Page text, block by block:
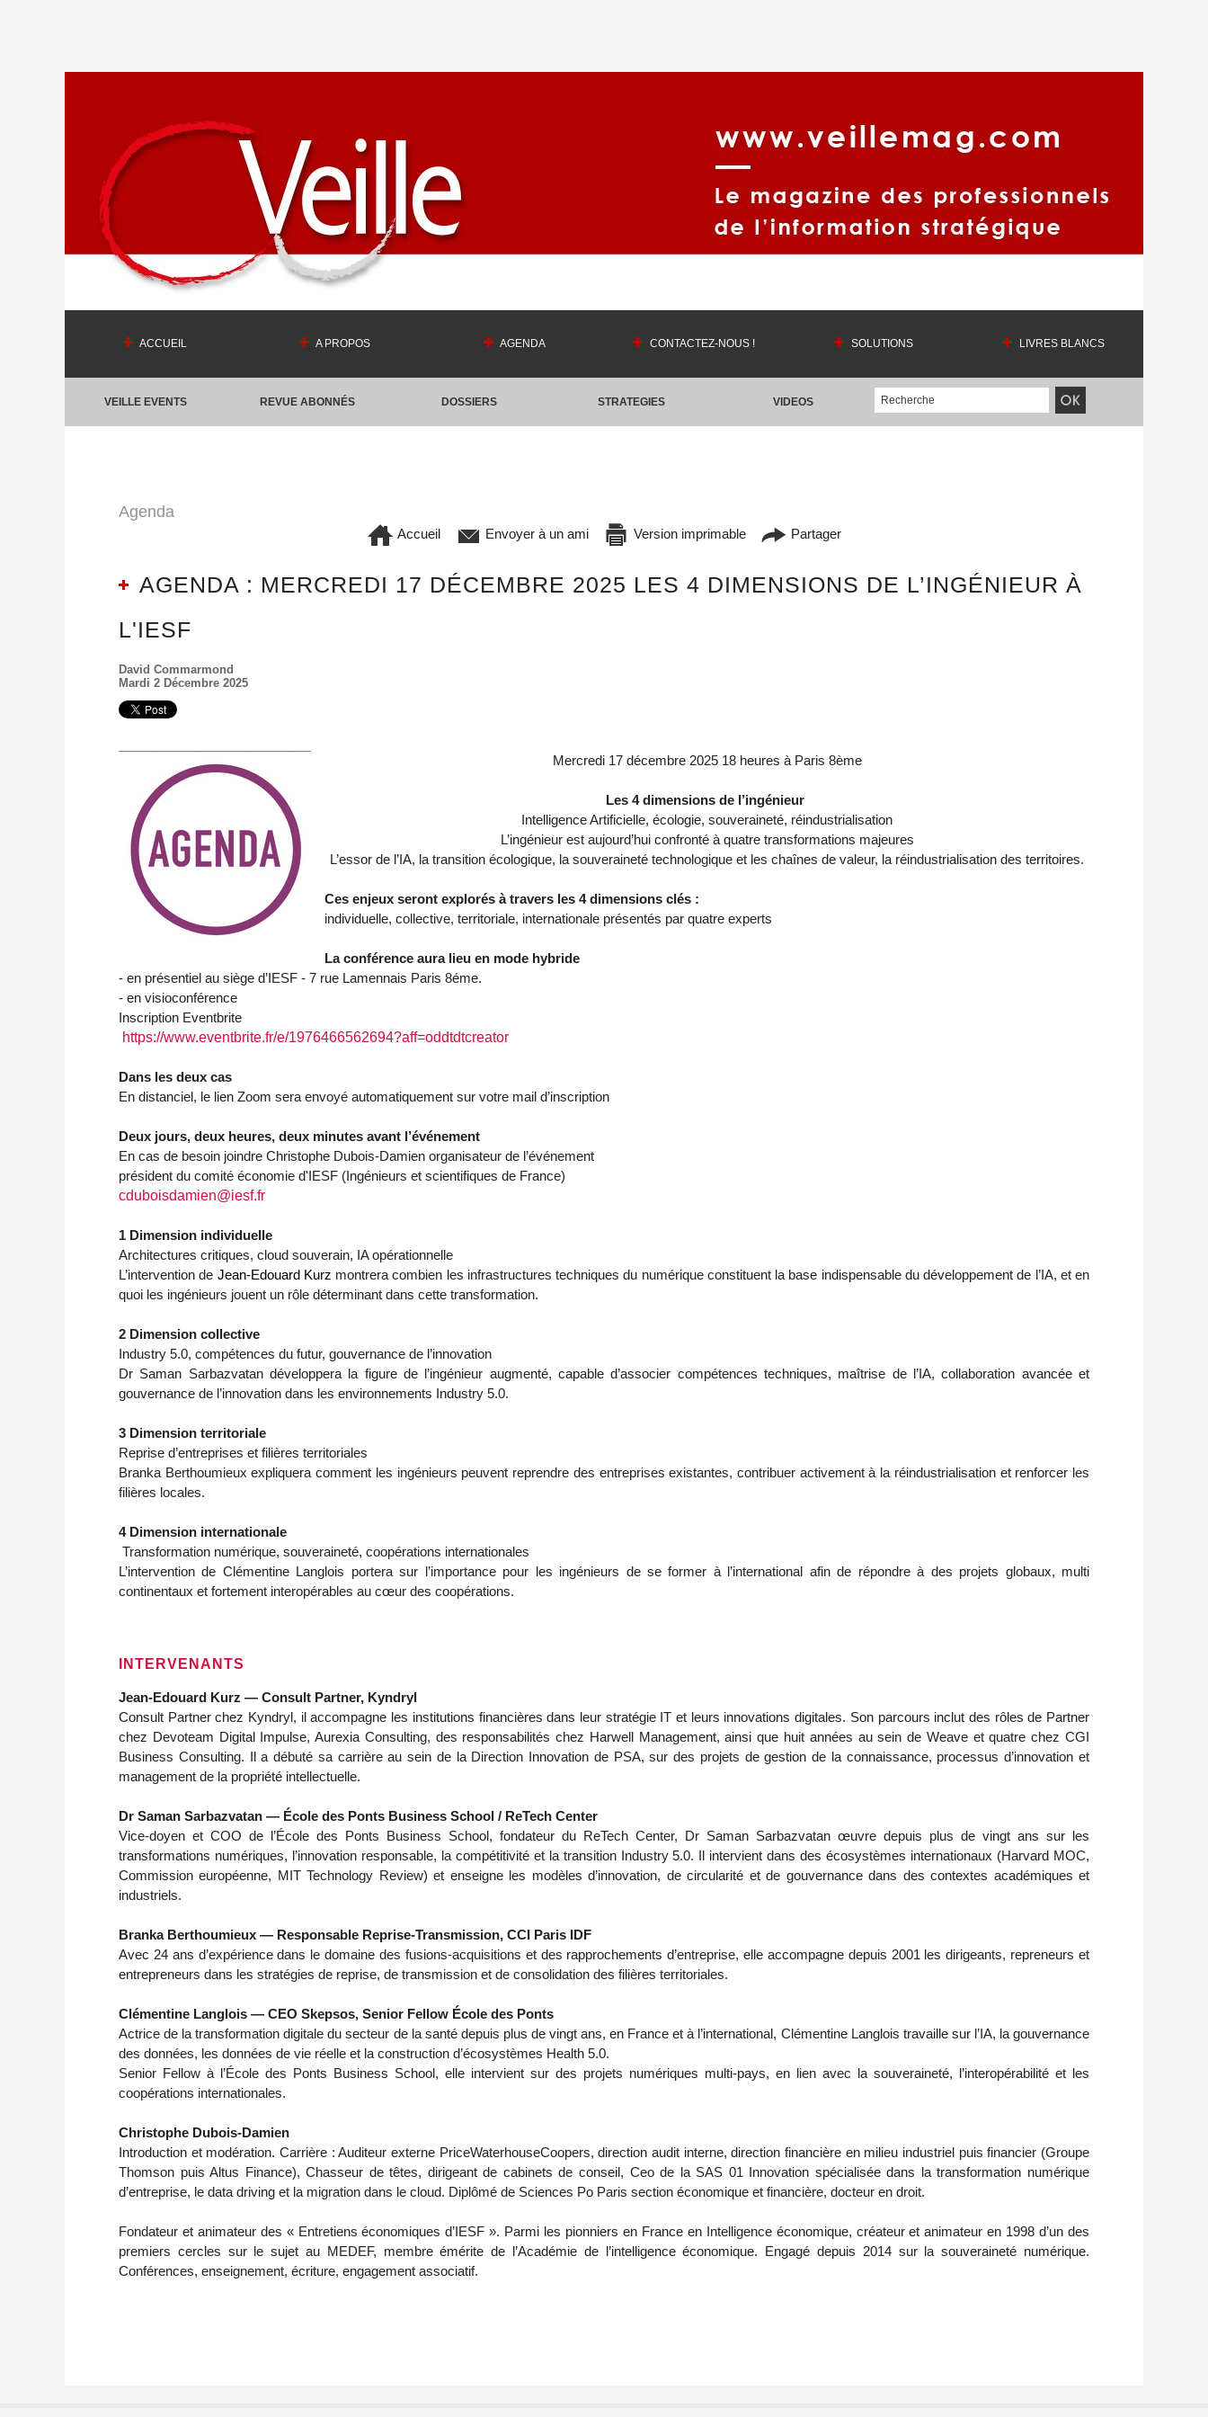
ACCUEIL A PROPOS AGENDA CONTACTEZ-NOUS ! SOLUTIONS LIVRES BLANCS
VEILLE EVENTS REVUE ABONNÉS DOSSIERS STRATEGIES VIDEOS
Agenda
Accueil Envoyer à un ami Version imprimable Partager
AGENDA : MERCREDI 17 DÉCEMBRE 2025 LES 4 DIMENSIONS DE L’INGÉNIEUR À
L'IESF
David Commarmond
Mardi 2 Décembre 2025
Mercredi 17 décembre 2025 18 heures à Paris 8ème
Les 4 dimensions de l’ingénieur
Intelligence Artificielle, écologie, souveraineté, réindustrialisation
L’ingénieur est aujourd’hui confronté à quatre transformations majeures
L’essor de l’IA, la transition écologique, la souveraineté technologique et les chaînes de valeur, la réindustrialisation des territoires.
Ces enjeux seront explorés à travers les 4 dimensions clés :
individuelle, collective, territoriale, internationale présentés par quatre experts
La conférence aura lieu en mode hybride
- en présentiel au siège d’IESF - 7 rue Lamennais Paris 8éme.
- en visioconférence
Inscription Eventbrite
https://www.eventbrite.fr/e/1976466562694?aff=oddtdtcreator
Dans les deux cas
En distanciel, le lien Zoom sera envoyé automatiquement sur votre mail d’inscription
Deux jours, deux heures, deux minutes avant l’événement
En cas de besoin joindre Christophe Dubois-Damien organisateur de l’événement
président du comité économie d'IESF (Ingénieurs et scientifiques de France)
cduboisdamien@iesf.fr
1 Dimension individuelle
Architectures critiques, cloud souverain, IA opérationnelle
L’intervention de Jean-Edouard Kurz montrera combien les infrastructures techniques du numérique constituent la base indispensable du développement de l’IA, et en
quoi les ingénieurs jouent un rôle déterminant dans cette transformation.
2 Dimension collective
Industry 5.0, compétences du futur, gouvernance de l’innovation
Dr Saman Sarbazvatan développera la figure de l’ingénieur augmenté, capable d’associer compétences techniques, maîtrise de l’IA, collaboration avancée et
gouvernance de l’innovation dans les environnements Industry 5.0.
3 Dimension territoriale
Reprise d’entreprises et filières territoriales
Branka Berthoumieux expliquera comment les ingénieurs peuvent reprendre des entreprises existantes, contribuer activement à la réindustrialisation et renforcer les
filières locales.
4 Dimension internationale
Transformation numérique, souveraineté, coopérations internationales
L’intervention de Clémentine Langlois portera sur l’importance pour les ingénieurs de se former à l’international afin de répondre à des projets globaux, multi
continentaux et fortement interopérables au cœur des coopérations.
INTERVENANTS
Jean-Edouard Kurz — Consult Partner, Kyndryl
Consult Partner chez Kyndryl, il accompagne les institutions financières dans leur stratégie IT et leurs innovations digitales. Son parcours inclut des rôles de Partner
chez Devoteam Digital Impulse, Aurexia Consulting, des responsabilités chez Harwell Management, ainsi que huit années au sein de Weave et quatre chez CGI
Business Consulting. Il a débuté sa carrière au sein de la Direction Innovation de PSA, sur des projets de gestion de la connaissance, processus d’innovation et
management de la propriété intellectuelle.
Dr Saman Sarbazvatan — École des Ponts Business School / ReTech Center
Vice-doyen et COO de l’École des Ponts Business School, fondateur du ReTech Center, Dr Saman Sarbazvatan œuvre depuis plus de vingt ans sur les
transformations numériques, l’innovation responsable, la compétitivité et la transition Industry 5.0. Il intervient dans des écosystèmes internationaux (Harvard MOC,
Commission européenne, MIT Technology Review) et enseigne les modèles d’innovation, de circularité et de gouvernance dans des contextes académiques et
industriels.
Branka Berthoumieux — Responsable Reprise-Transmission, CCI Paris IDF
Avec 24 ans d’expérience dans le domaine des fusions-acquisitions et des rapprochements d’entreprise, elle accompagne depuis 2001 les dirigeants, repreneurs et
entrepreneurs dans les stratégies de reprise, de transmission et de consolidation des filières territoriales.
Clémentine Langlois — CEO Skepsos, Senior Fellow École des Ponts
Actrice de la transformation digitale du secteur de la santé depuis plus de vingt ans, en France et à l’international, Clémentine Langlois travaille sur l’IA, la gouvernance
des données, les données de vie réelle et la construction d’écosystèmes Health 5.0.
Senior Fellow à l’École des Ponts Business School, elle intervient sur des projets numériques multi-pays, en lien avec la souveraineté, l’interopérabilité et les
coopérations internationales.
Christophe Dubois-Damien
Introduction et modération. Carrière : Auditeur externe PriceWaterhouseCoopers, direction audit interne, direction financière en milieu industriel puis financier (Groupe
Thomson puis Altus Finance), Chasseur de têtes, dirigeant de cabinets de conseil, Ceo de la SAS 01 Innovation spécialisée dans la transformation numérique
d’entreprise, le data driving et la migration dans le cloud. Diplômé de Sciences Po Paris section économique et financière, docteur en droit.
Fondateur et animateur des « Entretiens économiques d’IESF ». Parmi les pionniers en France en Intelligence économique, créateur et animateur en 1998 d’un des
premiers cercles sur le sujet au MEDEF, membre émérite de l’Académie de l’intelligence économique. Engagé depuis 2014 sur la souveraineté numérique.
Conférences, enseignement, écriture, engagement associatif.